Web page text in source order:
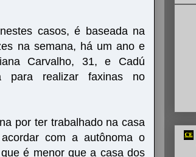
casos, é baseada na
na semana, há um ano e
Carvalho, 31, e Cadú
para realizar faxinas no
por ter trabalhado na casa
com a autônoma o
é menor que a casa dos